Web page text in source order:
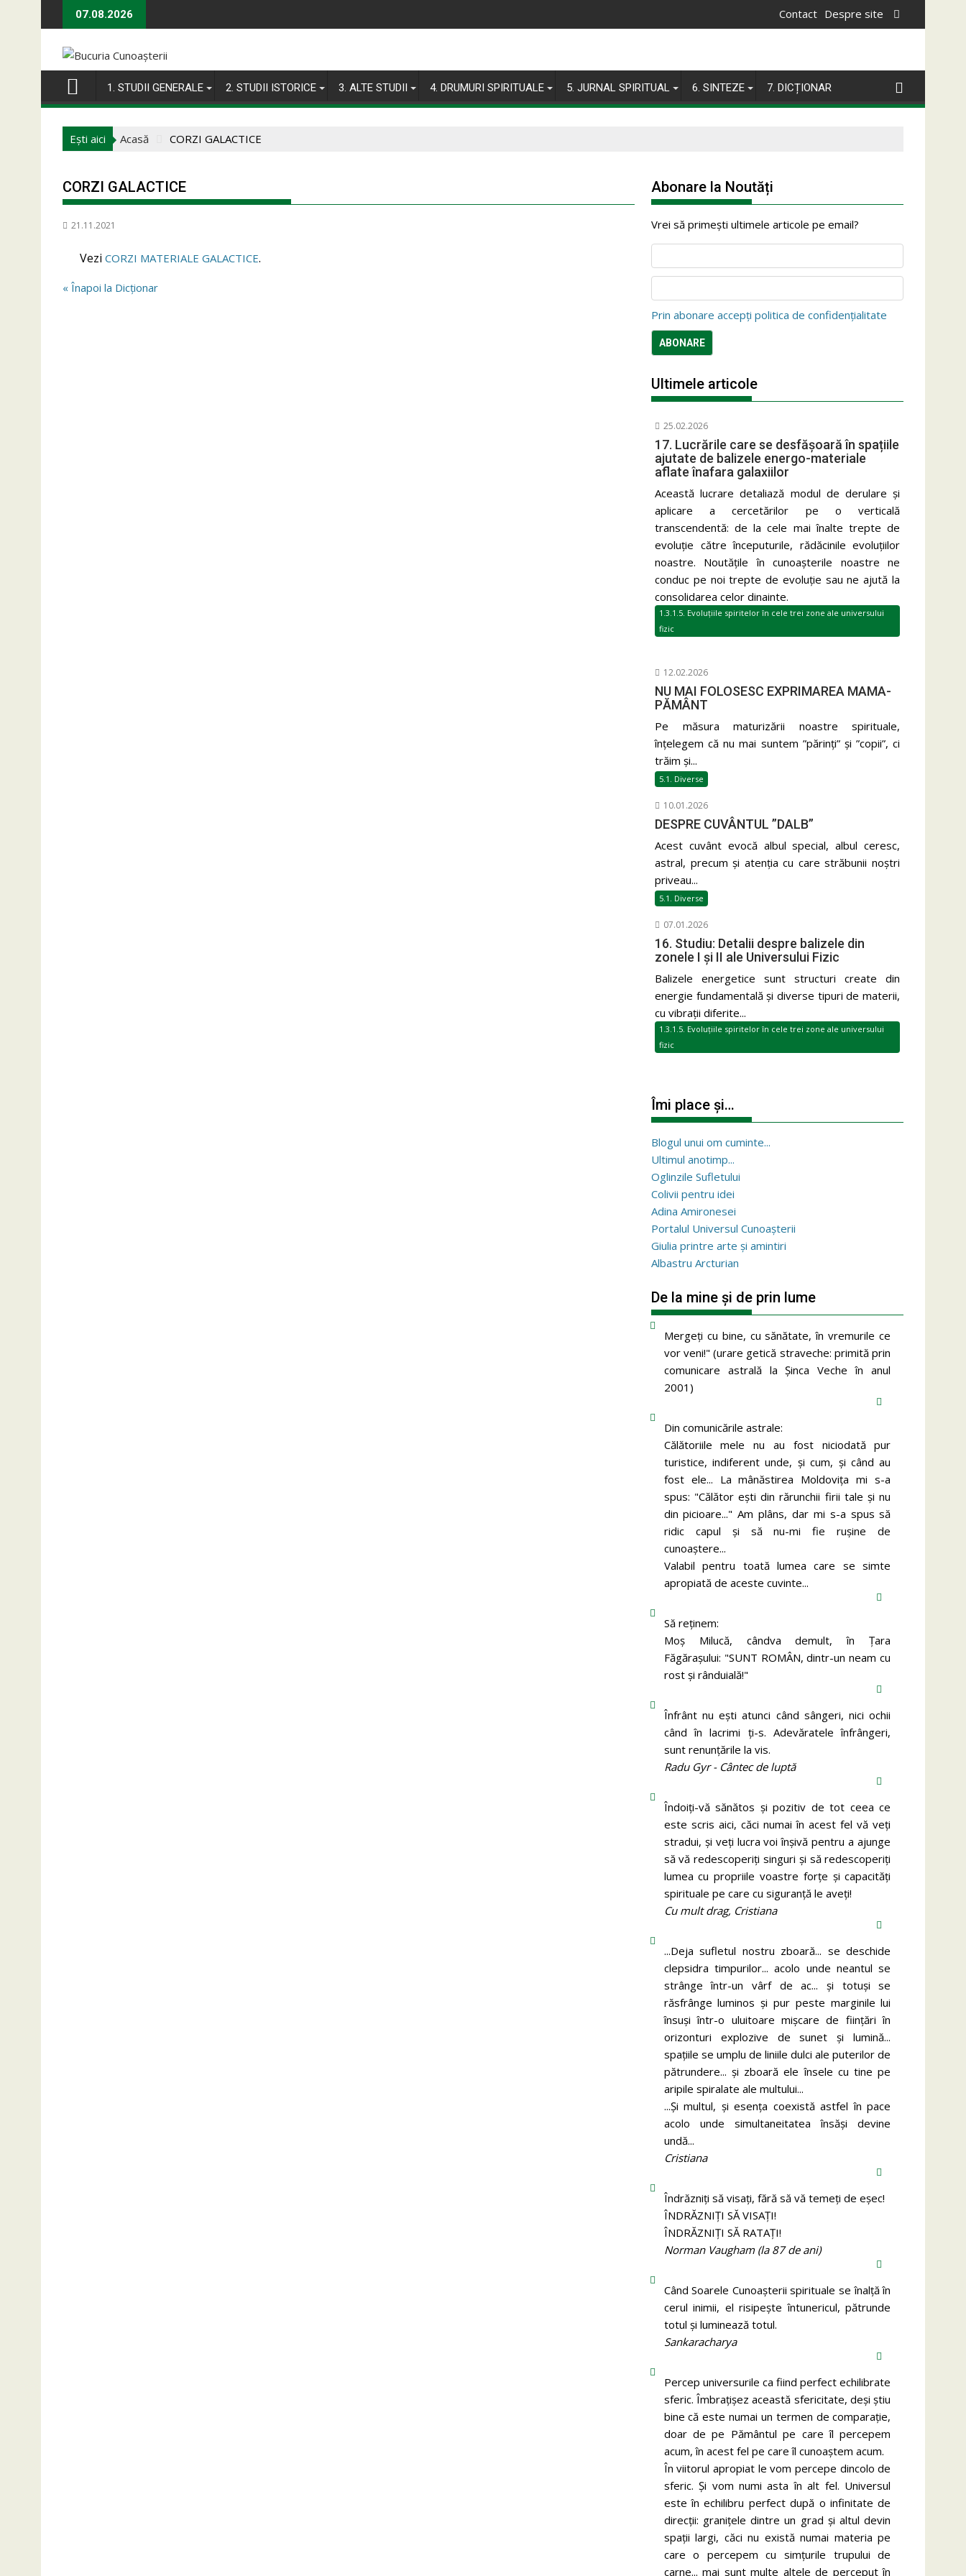
to
07.08.2026 Contact Despre site
1. STUDII GENERALE 2. STUDII ISTORICE 3. ALTE STUDII 4. DRUMURI SPIRITUALE 5. JURNAL SPIRITUAL 6. SINTEZE 7. DICȚIONAR
Ești aici Acasă CORZI GALACTICE
CORZI GALACTICE
21.11.2021
Vezi CORZI MATERIALE GALACTICE.
« Înapoi la Dicționar
Abonare la Noutăți
Vrei să primești ultimele articole pe email?
Prin abonare accepți politica de confidențialitate
Ultimele articole
25.02.2026
17. Lucrările care se desfășoară în spațiile
ajutate de balizele energo-materiale
aflate înafara galaxiilor
Această lucrare detaliază modul de derulare și
aplicare a cercetărilor pe o verticală
transcendentă: de la cele mai înalte trepte de
evoluție către începuturile, rădăcinile evoluțiilor
noastre. Noutățile în cunoașterile noastre ne
conduc pe noi trepte de evoluție sau ne ajută la
consolidarea celor dinainte.
1.3.1.5. Evoluțiile spiritelor în cele trei zone ale universului
fizic
12.02.2026
NU MAI FOLOSESC EXPRIMAREA MAMA-
PĂMÂNT
Pe măsura maturizării noastre spirituale,
înțelegem că nu mai suntem ”părinți” și ”copii”, ci
trăim și...
5.1. Diverse
10.01.2026
DESPRE CUVÂNTUL ”DALB”
Acest cuvânt evocă albul special, albul ceresc,
astral, precum și atenția cu care străbunii noștri
priveau...
5.1. Diverse
07.01.2026
16. Studiu: Detalii despre balizele din
zonele I și II ale Universului Fizic
Balizele energetice sunt structuri create din
energie fundamentală și diverse tipuri de materii,
cu vibrații diferite...
1.3.1.5. Evoluțiile spiritelor în cele trei zone ale universului
fizic
Îmi place și…
Blogul unui om cuminte...
Ultimul anotimp...
Oglinzile Sufletului
Colivii pentru idei
Adina Amironesei
Portalul Universul Cunoașterii
Giulia printre arte și amintiri
Albastru Arcturian
De la mine și de prin lume
Mergeţi cu bine, cu sănătate, în vremurile ce
vor veni!" (urare getică straveche: primită prin
comunicare astrală la Şinca Veche în anul
2001)
Din comunicările astrale:
Călătoriile mele nu au fost niciodată pur
turistice, indiferent unde, și cum, și când au
fost ele... La mânăstirea Moldoviţa mi s-a
spus: "Călător eşti din rărunchii firii tale şi nu
din picioare..." Am plâns, dar mi s-a spus să
ridic capul şi să nu-mi fie ruşine de
cunoaştere...
Valabil pentru toată lumea care se simte
apropiată de aceste cuvinte...
Să reținem:
Moș Milucă, cândva demult, în Ţara
Făgăraşului: "SUNT ROMÂN, dintr-un neam cu
rost şi rânduială!"
Înfrânt nu ești atunci când sângeri, nici ochii
când în lacrimi ți-s. Adevăratele înfrângeri,
sunt renunțările la vis.
Radu Gyr - Cântec de luptă
Îndoiți-vă sănătos și pozitiv de tot ceea ce
este scris aici, căci numai în acest fel vă veți
stradui, și veți lucra voi înșivă pentru a ajunge
să vă redescoperiți singuri și să redescoperiți
lumea cu propriile voastre forțe și capacități
spirituale pe care cu siguranță le aveți!
Cu mult drag, Cristiana
...Deja sufletul nostru zboară... se deschide
clepsidra timpurilor... acolo unde neantul se
strânge într-un vârf de ac... și totuși se
răsfrânge luminos și pur peste marginile lui
însuși într-o uluitoare mișcare de ființări în
orizonturi explozive de sunet și lumină...
spațiile se umplu de liniile dulci ale puterilor de
pătrundere... și zboară ele însele cu tine pe
aripile spiralate ale multului...
...Și multul, și esența coexistă astfel în pace
acolo unde simultaneitatea însăși devine
undă...
Cristiana
Îndrăzniţi să visaţi, fără să vă temeţi de eşec!
ÎNDRĂZNIȚI SĂ VISAȚI!
ÎNDRĂZNIȚI SĂ RATAȚI!
Norman Vaugham (la 87 de ani)
Când Soarele Cunoaşterii spirituale se înalţă în
cerul inimii, el risipeşte întunericul, pătrunde
totul şi luminează totul.
Sankaracharya
Percep universurile ca fiind perfect echilibrate
sferic. Îmbrațișez această sfericitate, deși știu
bine că este numai un termen de comparație,
doar de pe Pământul pe care îl percepem
acum, în acest fel pe care îl cunoaștem acum.
În viitorul apropiat le vom percepe dincolo de
sferic. Și vom numi asta în alt fel. Universul
este în echilibru perfect după o infinitate de
direcții: granițele dintre un grad și altul devin
spații largi, căci nu există numai materia pe
care o percepem cu simțurile trupului de
carne... mai sunt multe altele de perceput în